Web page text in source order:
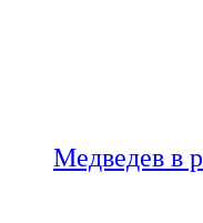
Медведев в